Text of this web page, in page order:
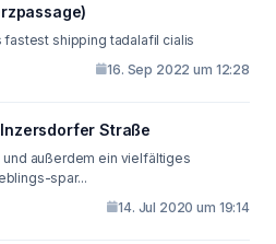
shipping tadalafil cialis
16. Sep 2022 um 12:28
Inzersdorfer Straße
außerdem ein vielfältiges
spar...
14. Jul 2020 um 19:14